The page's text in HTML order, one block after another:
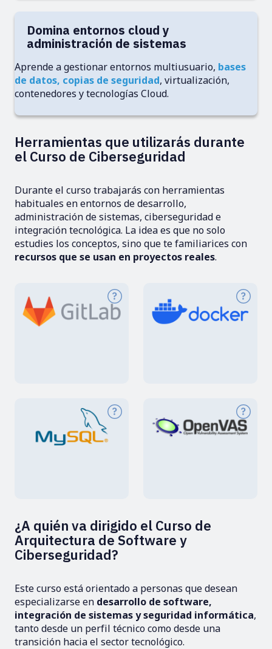
Domina entornos cloud y
administración de sistemas
Aprende a gestionar entornos multiusuario, bases
de datos, copias de seguridad, virtualización,
contenedores y tecnologías Cloud.
Herramientas que utilizarás durante
el Curso de Ciberseguridad
Durante el curso trabajarás con herramientas
habituales en entornos de desarrollo,
administración de sistemas, ciberseguridad e
integración tecnológica. La idea es que no solo
estudies los conceptos, sino que te familiarices con
recursos que se usan en proyectos reales.
¿A quién va dirigido el Curso de
Arquitectura de Software y
Ciberseguridad?
Este curso está orientado a personas que desean
especializarse en desarrollo de software,
integración de sistemas y seguridad informática,
tanto desde un perfil técnico como desde una
transición hacia el sector tecnológico.